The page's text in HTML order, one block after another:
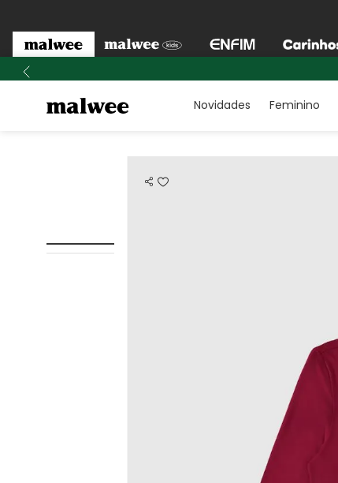
Novidades Feminino